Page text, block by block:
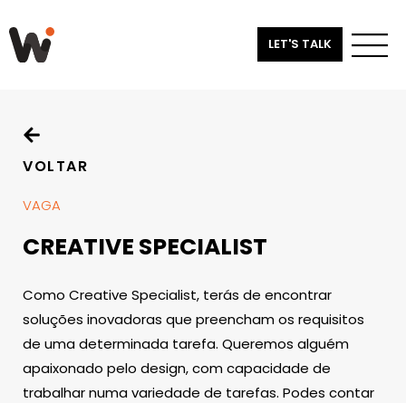
LET'S TALK
VOLTAR
VAGA
CREATIVE SPECIALIST
Como Creative Specialist, terás de encontrar
soluções inovadoras que preencham os requisitos
de uma determinada tarefa. Queremos alguém
apaixonado pelo design, com capacidade de
trabalhar numa variedade de tarefas. Podes contar